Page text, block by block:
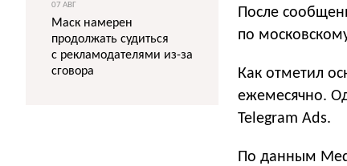
После
по
Как отметил
ежемесячно.
Telegram Ads.
По данным
07 АВГ
Маск намерен
продолжать судиться
с рекламодателями из-за
сговора